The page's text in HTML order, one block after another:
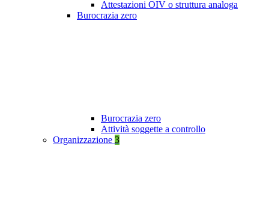
Attestazioni OIV o struttura analoga
Burocrazia zero
Burocrazia zero
Attività soggette a controllo
Organizzazione 3